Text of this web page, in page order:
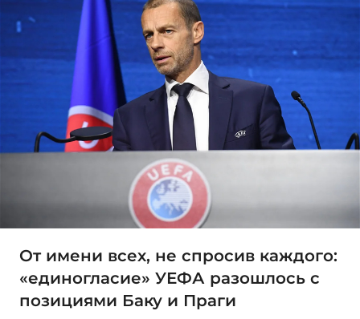
От имени всех, не спросив каждого:
«единогласие» УЕФА разошлось с
позициями Баку и Праги